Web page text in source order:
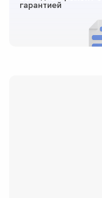
гарантией